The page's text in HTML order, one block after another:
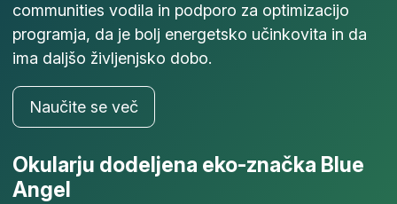
communities vodila in podporo za optimizacijo
programja, da je bolj energetsko učinkovita in da
ima daljšo življenjsko dobo.
Naučite se več
Okularju dodeljena eko-značka Blue
Angel